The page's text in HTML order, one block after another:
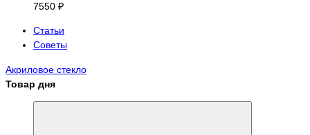
7550 ₽
Статьи
Советы
Акриловое стекло
Товар дня